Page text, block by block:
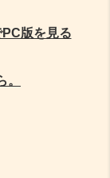
PC版を見る